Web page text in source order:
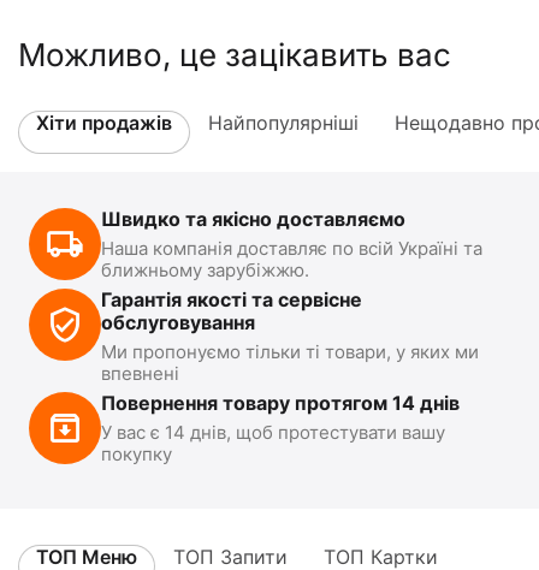
Можливо, це зацікавить вас
Хіти продажів Найпопулярніші Нещодавно
Швидко та якісно доставляємо
Наша компанія доставляє по всій Україні та
ближньому зарубіжжю.
Гарантія якості та сервісне
обслуговування
Ми пропонуємо тільки ті товари, у яких ми
впевнені
Повернення товару протягом 14 днів
У вас є 14 днів, щоб протестувати вашу
покупку
ТОП Меню ТОП Запити ТОП Картки